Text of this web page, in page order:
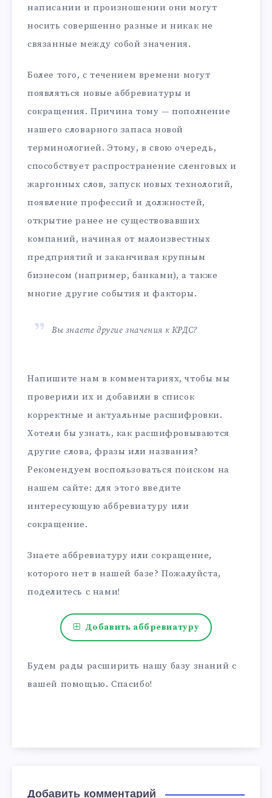
написании и произношении они могут
носить совершенно разные и никак не
связанные между собой значения.
Более того, с течением времени могут
появляться новые аббревиатуры и
сокращения. Причина тому — пополнение
нашего словарного запаса новой
терминологией. Этому, в свою очередь,
способствует распространение сленговых и
жаргонных слов, запуск новых технологий,
появление профессий и должностей,
открытие ранее не существовавших
компаний, начиная от малоизвестных
предприятий и заканчивая крупным
бизнесом (например, банками), а также
многие другие события и факторы.
Вы знаете другие значения к КРДС?
Напишите нам в комментариях, чтобы мы
проверили их и добавили в список
корректные и актуальные расшифровки.
Хотели бы узнать, как расшифровываются
другие слова, фразы или названия?
Рекомендуем воспользоваться поиском на
нашем сайте: для этого введите
интересующую аббревиатуру или
сокращение.
Знаете аббревиатуру или сокращение,
которого нет в нашей базе? Пожалуйста,
поделитесь с нами!
Добавить аббревиатуру
Будем рады расширить нашу базу знаний с
вашей помощью. Спасибо!
Добавить комментарий